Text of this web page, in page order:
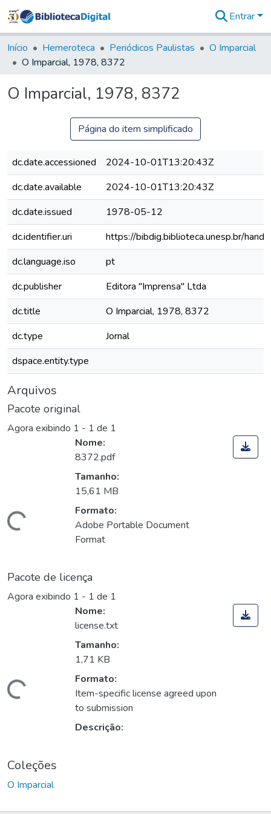
&
Coleções
Tudo na
Digital
Entrar
Início Hemeroteca Periódicos Paulistas
O Imparcial
O Imparcial, 1978, 8372
O Imparcial, 1978, 8372
Página do item simplificado
dc.date.accessioned
2024-10-01T13:20:43Z
dc.date.available
2024-10-01T13:20:43Z
dc.date.issued
1978-05-12
dc.identifier.uri
https://bibdig.biblioteca.unesp.br/
dc.language.iso
pt
dc.publisher
Editora "Imprensa" Ltda
dc.title
O Imparcial, 1978, 8372
dc.type
Jornal
dspace.entity.type
Arquivos
Pacote original
Agora exibindo 1 - 1 de 1
Carregando...
Nome:
8372.pdf
Tamanho:
15,61 MB
Formato:
Adobe Portable Document
Format
Pacote de licença
Agora exibindo 1 - 1 de 1
Carregando...
Nome:
license.txt
Tamanho:
1,71 KB
Formato:
Item-specific license agreed upon
to submission
Descrição:
Coleções
O Imparcial